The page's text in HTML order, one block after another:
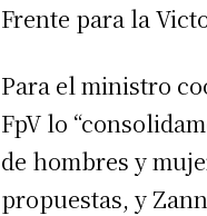
Frente para la
Para el ministro
FpV lo
de hombres y
propuestas, y